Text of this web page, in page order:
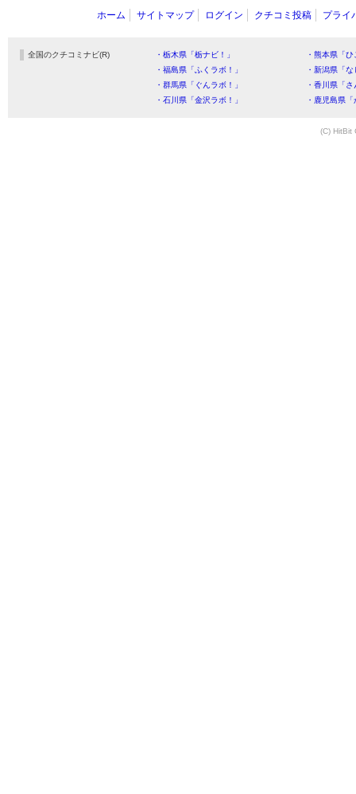
ホーム サイトマップ ログイン クチコミ投稿 プライ
全国のクチコミナビ(R) ・栃木県「栃ナビ！」
・熊本県「
・福島県「ふくラボ！」
・新潟県「
・群馬県「ぐんラボ！」
・香川県「
・石川県「金沢ラボ！」
・鹿児島県
(C) HitBit